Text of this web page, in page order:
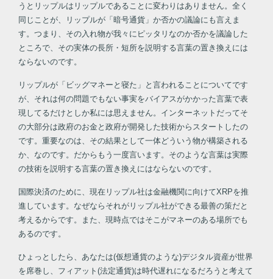
うとリップルはリップルであることに変わりはありません。全く
同じことが、リップルが「暗号通貨」か否かの議論にも言えま
す。つまり、その入れ物が我々にピッタリなのか否かを議論した
ところで、その実体の長所・短所を説明する言葉の置き換えには
ならないのです。
リップルが「ビッグマネーと寝た」と言われることについてです
が、それは何の問題でもない事実をバイアスがかかった言葉で表
現してるだけとしか私には思えません。インターネットだってそ
の大部分は政府のお金と政府が開発した技術からスタートしたの
です。重要なのは、その結果として一体どういう物が構築される
か、なのです。だからもう一度言います。そのような言葉は実際
の技術を説明する言葉の置き換えにはならないのです。
国際決済のために、現在リップル社は金融機関に向けてXRPを推
進しています。なぜならそれがリップル社ができる最善の策だと
考えるからです。また、現時点ではそこがマネーのある場所でも
あるのです。
ひょっとしたら、あなたは(仮想通貨のような)デジタル資産が世界
を席巻し、フィアット(法定通貨)は時代遅れになるだろうと考えて